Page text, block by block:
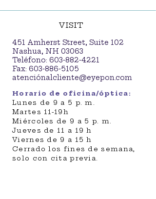
VISIT
451 Amherst Street, Suite 102
Nashua, NH 03063
Teléfono: 603-882-4221
Fax: 603-886-5105
atenciónalcliente@eyepon.com
Horario de oficina/óptica:
Lunes de 9 a 5 p. m.
Martes 11-19h
Miércoles de 9 a 5 p. m.
Jueves de 11 a 19 h
Viernes de 9 a 15 h
Cerrado los fines de semana,
solo con cita previa.